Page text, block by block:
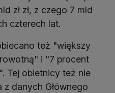
zł zł, z czego 7 mld
czterech lat.
też "większy
i "7 procent
Tej obietnicy też nie
danych Głównego